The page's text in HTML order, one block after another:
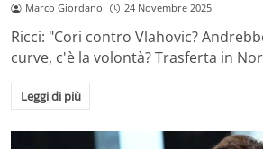
Marco Giordano 24 Novembre 2025
Ricci: "Cori contro Vlahovic?
curve, c'è la volontà? Trasferta in
Leggi di più